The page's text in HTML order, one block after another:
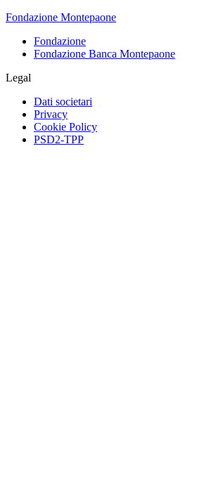
Fondazione Montepaone
Fondazione
Fondazione Banca Montepaone
Legal
Dati societari
Privacy
Cookie Policy
PSD2-TPP